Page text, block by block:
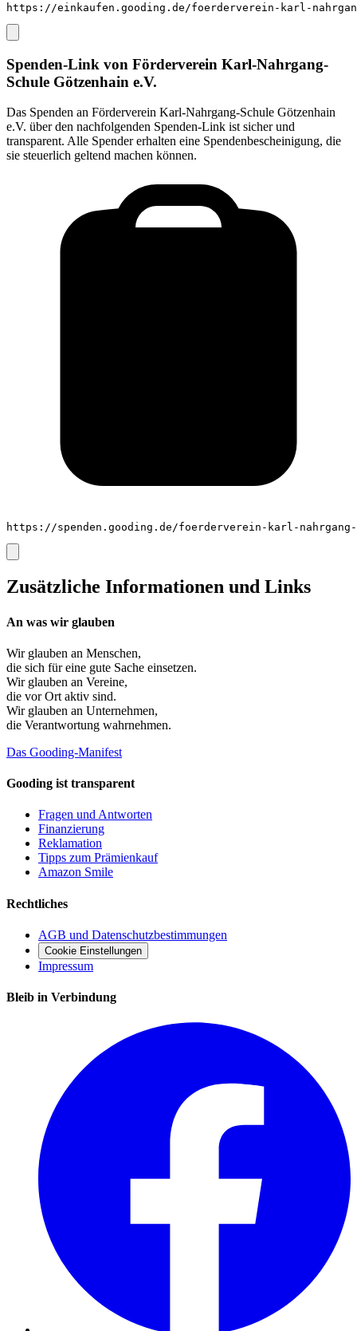
https://einkaufen.gooding.de/foerderverein-karl-
Spenden-Link von Förderverein Karl-Nahrgang-
Schule Götzenhain e.V.
Das Spenden an Förderverein Karl-Nahrgang-Schule Götzenhain
e.V. über den nachfolgenden Spenden-Link ist sicher und
transparent. Alle Spender erhalten eine Spendenbescheinigung, die
sie steuerlich geltend machen können.
https://spenden.gooding.de/foerderverein-karl-nahrgang-
Zusätzliche Informationen und Links
An was wir glauben
Wir glauben an Menschen,
die sich für eine gute Sache einsetzen.
Wir glauben an Vereine,
die vor Ort aktiv sind.
Wir glauben an Unternehmen,
die Verantwortung wahrnehmen.
Das Gooding-Manifest
Gooding ist transparent
Fragen und Antworten
Finanzierung
Reklamation
Tipps zum Prämienkauf
Amazon Smile
Rechtliches
AGB und Datenschutzbestimmungen
Cookie Einstellungen
Impressum
Bleib in Verbindung